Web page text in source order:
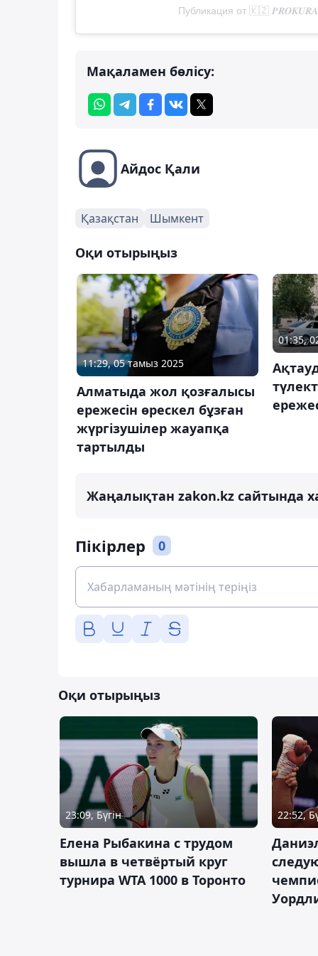
Публикация от 🇰🇿
Мақаламен бөлісу:
Айдос Қали
Қазақстан Шымкент
Оқи отырыңыз
11:29, 05 тамыз 2025
Алматыда жол қозғалысы
ережесін өрескел бұзған
жүргізушілер жауапқа
тартылды
01:35,
Жаңалықтан zakon.kz сайтында
Пікірлер 0
Оқи отырыңыз
23:09, Бүгін
Елена Рыбакина с трудом
вышла в четвёртый круг
турнира WTA 1000 в Торонто
22:52,